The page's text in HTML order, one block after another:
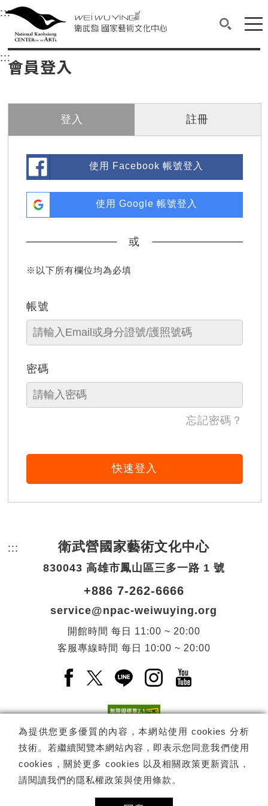
衛武營國家藝術文化中心
中央內容區塊，為本頁主要內容區。
:::選單連結區塊，此區塊列有本網站主要連結。
衛武營國家藝術文化中心
搜尋(開
網
::: 中央內容區塊，為本頁主要內容區。
會員登入
登入 註冊
使用 Facebook 帳號登入
使用 Google 帳號登入
或
※以下所有欄位均為必填
帳號
密碼
忘記密碼？
快速登入
為提供您更多優質的內容，本網站使用 cookies 分析
技術。若繼續閱覽本網站內容，即表示您同意我們使用
cookies，關於更多 cookies 以及相關政策更新資訊，
請閱讀我們的隱私權政策與使用條款 。
::: 頁尾網站資訊。
衛武營國家藝術文化中心
830043 高雄市鳳山區三多一路 1 號
+886 7-262-6666
service@npac-weiwuying.org
開館時間 每日
11:00 ~ 20:00
客服專線時間 每日 10:00 ~ 20:00
Facebook(另開新視窗)
X(另開新視窗)
LINE(另開新視窗)
Instagram(另開新視
YouTube(另開
電子報訂閱 訂閱
Copyright © 國家表演藝術中心 -衛武營國家藝術文化中心